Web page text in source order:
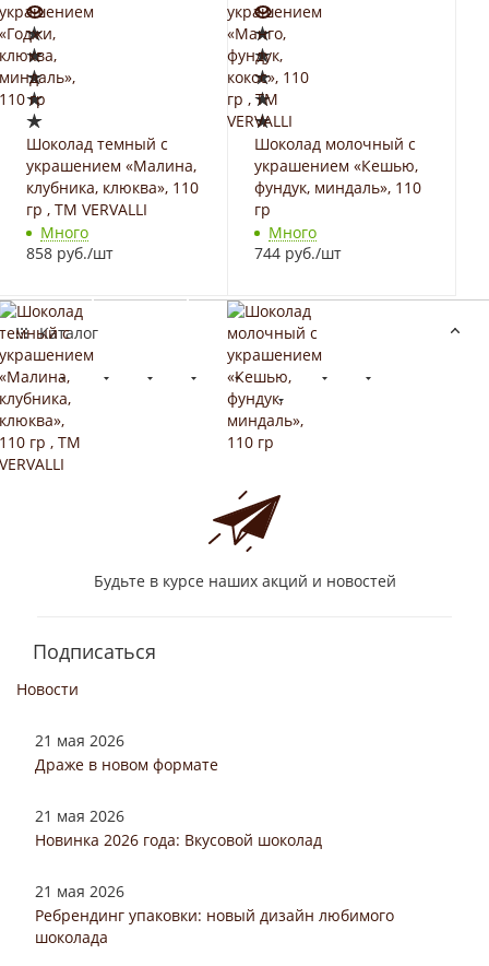
Шоколад темный с
украшением «Малина,
клубника, клюква», 110
гр , ТМ VERVALLI
Много
858 руб./шт
Шоколад молочный с
украшением «Кешью,
фундук, миндаль», 110
гр
Много
744 руб./шт
Каталог
Будьте в курсе наших акций и новостей
Подписаться
Новости
21 мая 2026
Драже в новом формате
21 мая 2026
Новинка 2026 года: Вкусовой шоколад
21 мая 2026
Ребрендинг упаковки: новый дизайн любимого
шоколада